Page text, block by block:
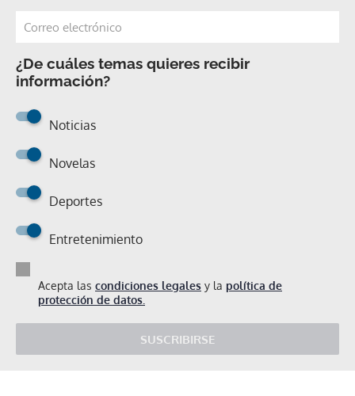
¿De cuáles temas quieres recibir
información?
Noticias
Novelas
Deportes
Entretenimiento
Acepta las condiciones legales y la política de
protección de datos.
SUSCRIBIRSE